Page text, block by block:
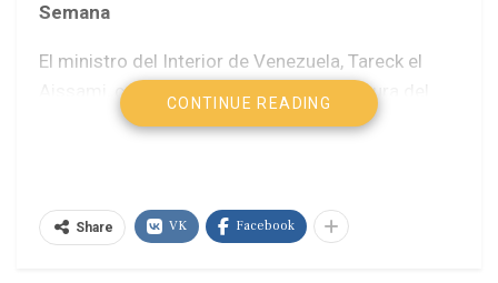
Semana
El ministro del Interior de Venezuela, Tareck el
Aissami, confirmó este domingo la captura del
jefe narcoparamilitar Diego Pérez Henao alias
Venezuela».
CONTINUE READING
Share VK Facebook